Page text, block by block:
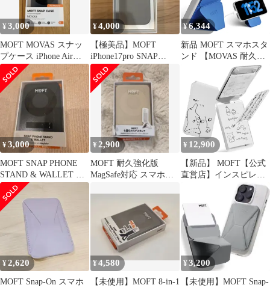
ト カード収納 ウォレッ
トスタンド スマホグリ
ップ 薄型軽量 折り畳み
式 持 1
トスタンド スマホグリ
ップ 薄型軽量 折り畳み
式 持ち歩き便 831eff2a
¥3,000
MOFT MOVAS スナッ
プケース iPhone Air用
MagSafe
¥4,000
【極美品】MOFT
iPhone17pro SNAP
CASE MOVAS
¥6,344
新品 MOFT スマホスタ
ンド 【MOVAS 耐久&
磁力強化版】 Snap-On
iPhone 16 iPhone 15
iPhone14 iPhone13
iPhone12 MagSafe対応
傷や汚れに強い マグネ
ット カードケース 最大
2枚収納 iPh
¥3,000
MOFT SNAP PHONE
STAND & WALLET ブ
ラック
¥2,900
MOFT 耐久強化版
MagSafe対応 スマホス
¥ 12,900
【新品】 MOFT【公式
直営店】インスピレー
ションノート ミニ手帳
ミニノート MagSafe対
応 iPhone 16/15/14/13/12
シリーズ対応 折りたた
みボールペン 全機種対
応 軽量 アイアンリング
付き MOVAS?素材 手書
き/記録/リマイン 1
¥2,620
MOFT Snap-On スマホ
¥4,580
【未使用】MOFT 8-in-1
¥3,200
【未使用】MOFT Snap-